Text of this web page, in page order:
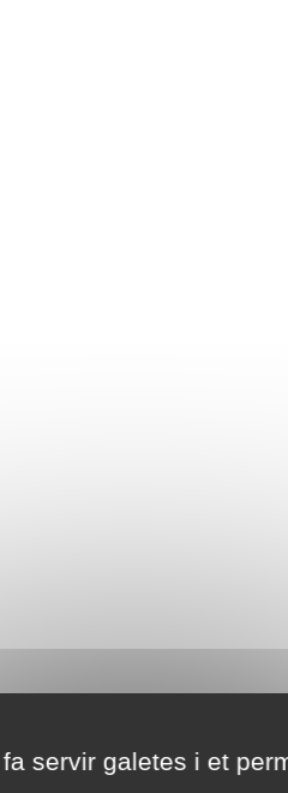
servir galetes i et